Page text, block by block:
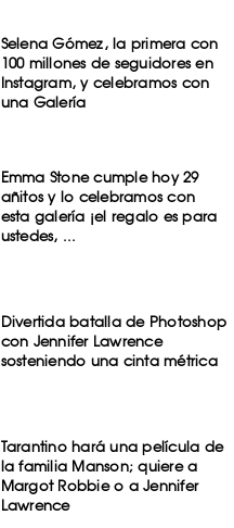
Selena Gómez, la primera con
100 millones de seguidores en
Instagram, y celebramos con
una Galería
Emma Stone cumple hoy 29
añitos y lo celebramos con
esta galería ¡el regalo es para
ustedes, ...
Divertida batalla de Photoshop
con Jennifer Lawrence
sosteniendo una cinta métrica
Tarantino hará una película de
la familia Manson; quiere a
Margot Robbie o a Jennifer
Lawrence